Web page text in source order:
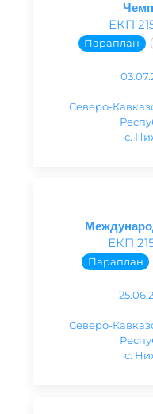
ЕКП
Параплан
Северо-
с.
ЕКП
Параплан
Северо-
с.